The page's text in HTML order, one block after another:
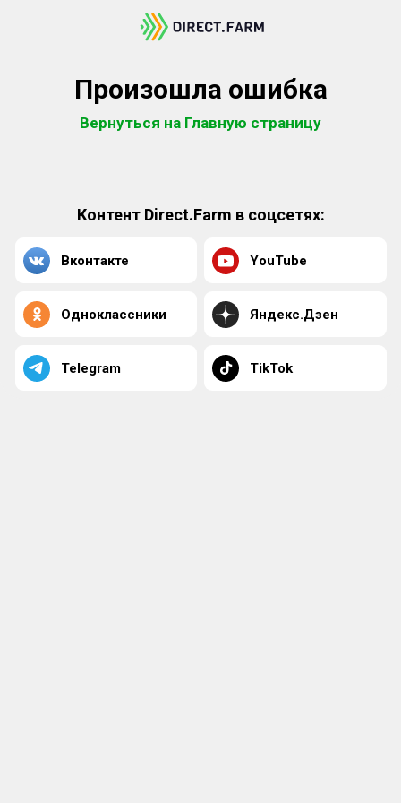
Произошла ошибка
Вернуться на Главную страницу
Контент Direct.Farm в соцсетях:
Вконтакте YouTube
Одноклассники Яндекс.Дзен
Telegram TikTok